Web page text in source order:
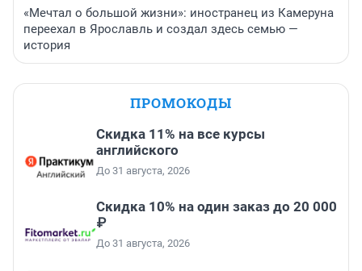
«Мечтал о большой жизни»: иностранец из Камеруна
переехал в Ярославль и создал здесь семью —
история
ПРОМОКОДЫ
Скидка 11% на все курсы
английского
До 31 августа, 2026
Скидка 10% на один заказ до 20 000
₽
До 31 августа, 2026